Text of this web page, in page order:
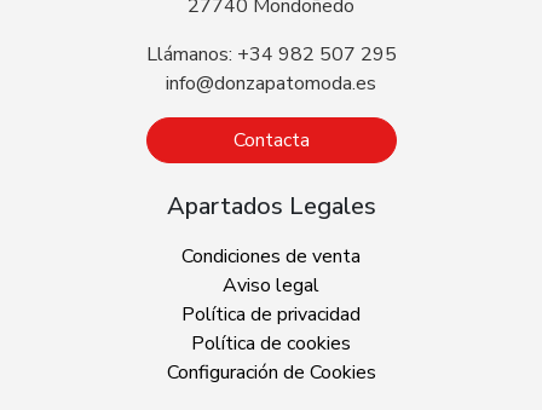
27740 Mondoñedo
Llámanos: +34 982 507 295
info@donzapatomoda.es
Contacta
Apartados Legales
Condiciones de venta
Aviso legal
Política de privacidad
Política de cookies
Configuración de Cookies